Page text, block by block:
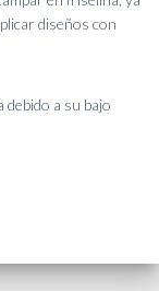
diseños con
a su bajo